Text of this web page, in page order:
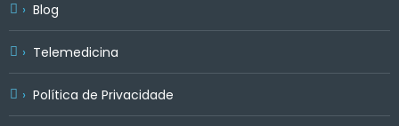
Blog
Telemedicina
Política de Privacidade